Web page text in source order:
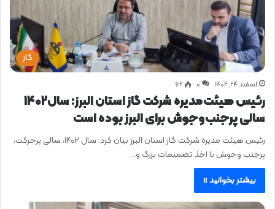
گاز
اسفند ۲۴, ۱۴۰۲ 0 ۶۲
رئیس هیئت‌مدیره شرکت گاز استان البرز: سال1402
سالی پرجنب‌وجوش برای البرز بوده است
رئیس هیئت مدیره شرکت گاز استان البرز بیان کرد: سال ۱۴۰۲، سالی پرحرکت،
پرجنب وجوش با اخذ تصمیمات بزرگ و…
بیشتر بخوانید »